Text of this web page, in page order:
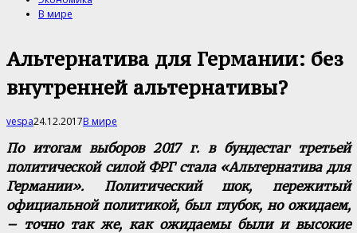
В мире
Альтернатива для Германии: без
внутренней альтернативы?
vespa24.12.2017В мире
По итогам выборов 2017 г. в бундестаг третьей
политической силой ФРГ стала «Альтернатива для
Германии». Политический шок, пережитый
официальной политикой, был глубок, но ожидаем,
– точно так же, как ожидаемы были и высокие